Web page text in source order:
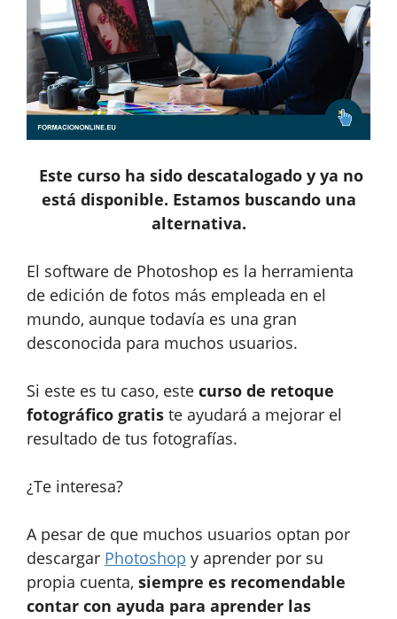
Este curso ha sido descatalogado y ya no
está disponible. Estamos buscando una
alternativa.
El software de Photoshop es la herramienta
de edición de fotos más empleada en el
mundo, aunque todavía es una gran
desconocida para muchos usuarios.
Si este es tu caso, este curso de retoque
fotográfico gratis te ayudará a mejorar el
resultado de tus fotografías.
¿Te interesa?
A pesar de que muchos usuarios optan por
descargar Photoshop y aprender por su
propia cuenta, siempre es recomendable
contar con ayuda para aprender las